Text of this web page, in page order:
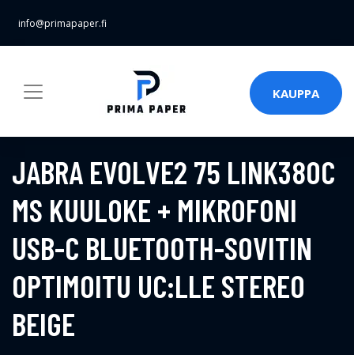
info@primapaper.fi
KAUPPA
JABRA EVOLVE2 75 LINK380C
MS KUULOKE + MIKROFONI
USB-C BLUETOOTH-SOVITIN
OPTIMOITU UC:LLE STEREO
BEIGE